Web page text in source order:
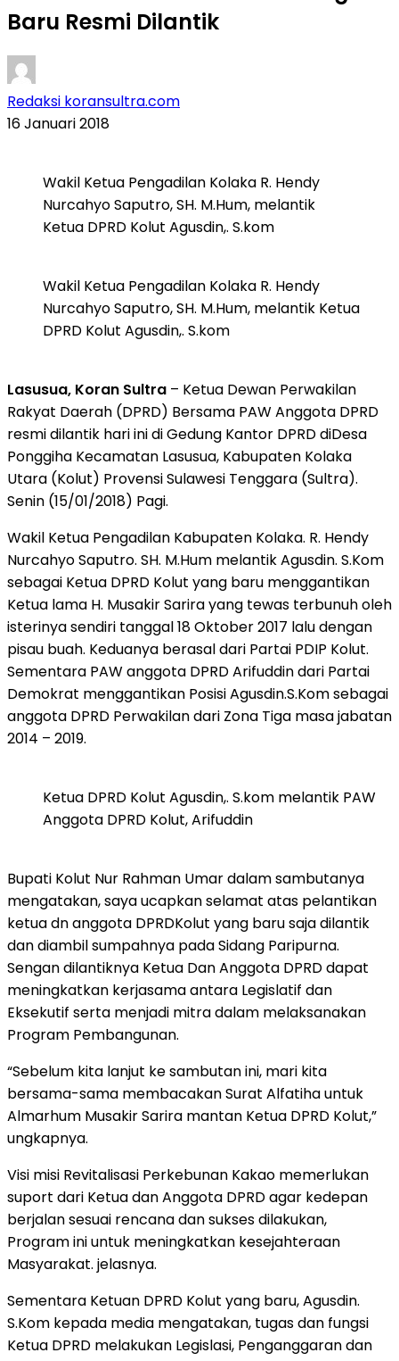
Baru Resmi Dilantik
Redaksi koransultra.com
16 Januari 2018
Wakil Ketua Pengadilan Kolaka R. Hendy
Nurcahyo Saputro, SH. M.Hum, melantik
Ketua DPRD Kolut Agusdin,. S.kom
Wakil Ketua Pengadilan Kolaka R. Hendy
Nurcahyo Saputro, SH. M.Hum, melantik Ketua
DPRD Kolut Agusdin,. S.kom
Lasusua, Koran Sultra – Ketua Dewan Perwakilan
Rakyat Daerah (DPRD) Bersama PAW Anggota DPRD
resmi dilantik hari ini di Gedung Kantor DPRD diDesa
Ponggiha Kecamatan Lasusua, Kabupaten Kolaka
Utara (Kolut) Provensi Sulawesi Tenggara (Sultra).
Senin (15/01/2018) Pagi.
Wakil Ketua Pengadilan Kabupaten Kolaka. R. Hendy
Nurcahyo Saputro. SH. M.Hum melantik Agusdin. S.Kom
sebagai Ketua DPRD Kolut yang baru menggantikan
Ketua lama H. Musakir Sarira yang tewas terbunuh oleh
isterinya sendiri tanggal 18 Oktober 2017 lalu dengan
pisau buah. Keduanya berasal dari Partai PDIP Kolut.
Sementara PAW anggota DPRD Arifuddin dari Partai
Demokrat menggantikan Posisi Agusdin.S.Kom sebagai
anggota DPRD Perwakilan dari Zona Tiga masa jabatan
2014 – 2019.
Ketua DPRD Kolut Agusdin,. S.kom melantik PAW
Anggota DPRD Kolut, Arifuddin
Bupati Kolut Nur Rahman Umar dalam sambutanya
mengatakan, saya ucapkan selamat atas pelantikan
ketua dn anggota DPRDKolut yang baru saja dilantik
dan diambil sumpahnya pada Sidang Paripurna.
Sengan dilantiknya Ketua Dan Anggota DPRD dapat
meningkatkan kerjasama antara Legislatif dan
Eksekutif serta menjadi mitra dalam melaksanakan
Program Pembangunan.
“Sebelum kita lanjut ke sambutan ini, mari kita
bersama-sama membacakan Surat Alfatiha untuk
Almarhum Musakir Sarira mantan Ketua DPRD Kolut,”
ungkapnya.
Visi misi Revitalisasi Perkebunan Kakao memerlukan
suport dari Ketua dan Anggota DPRD agar kedepan
berjalan sesuai rencana dan sukses dilakukan,
Program ini untuk meningkatkan kesejahteraan
Masyarakat. jelasnya.
Sementara Ketuan DPRD Kolut yang baru, Agusdin.
S.Kom kepada media mengatakan, tugas dan fungsi
Ketua DPRD melakukan Legislasi, Penganggaran dan